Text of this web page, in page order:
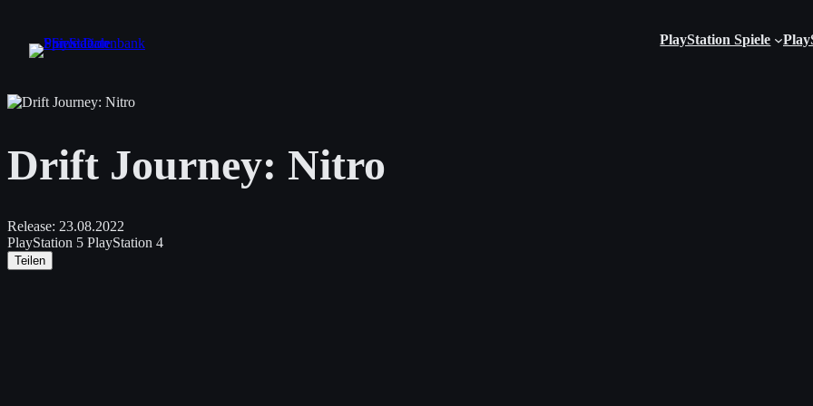
springen
PlayStation Spiele
Drift Journey: Nitro
Release: 23.08.2022
PlayStation 5 PlayStation 4
Teilen